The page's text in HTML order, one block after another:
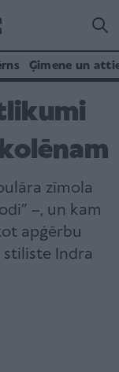
Ģimene un
zīmola
–, un kam
apģērbu
stiliste Indra